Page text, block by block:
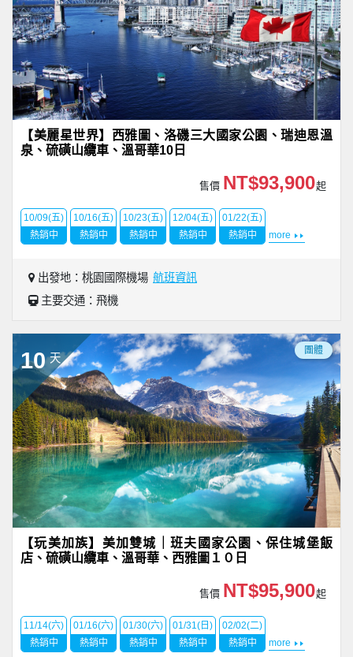
【美麗星世界】西雅圖、洛磯三大國家公園、瑞迪恩溫
泉、硫磺山纜車、溫哥華10日
售價 NT$93,900起
10/09(五)
熱銷中
10/16(五)
熱銷中
10/23(五)
熱銷中
12/04(五)
熱銷中
01/22(五)
熱銷中
more
出發地：桃園國際機場 航班資訊
主要交通：飛機
10 天
團體
【玩美加族】美加雙城｜班夫國家公園、保住城堡飯
店、硫磺山纜車、溫哥華、西雅圖１０日
售價 NT$95,900起
11/14(六)
熱銷中
01/16(六)
熱銷中
01/30(六)
熱銷中
01/31(日)
熱銷中
02/02(二)
熱銷中
more